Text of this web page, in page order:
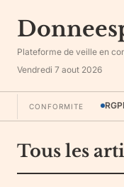
Plateforme de veille en
Vendredi 7 aout 2026
CONFORMITE
Tous les